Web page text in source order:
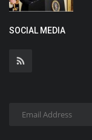
SOCIAL MEDIA